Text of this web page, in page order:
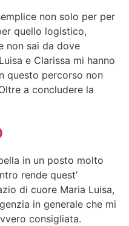
non solo per per
quello logistico,
non sai da dove
e Clarissa mi hanno
questo percorso non
a concludere la
in un posto molto
rende quest’
di cuore Maria Luisa,
in generale che mi
consigliata.